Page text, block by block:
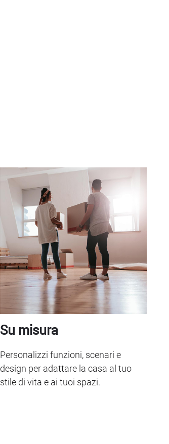
Su misura
Personalizzi funzioni, scenari e
design per adattare la casa al tuo
stile di vita e ai tuoi spazi.